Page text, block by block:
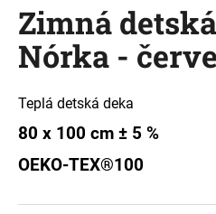
produktu
je
5,0
hviezdičiek.
Zimná
Nórka -
Teplá detská deka
80 x 100 cm ± 5 %
OEKO-TEX®100
HĽADAŤ
O
d
p
r